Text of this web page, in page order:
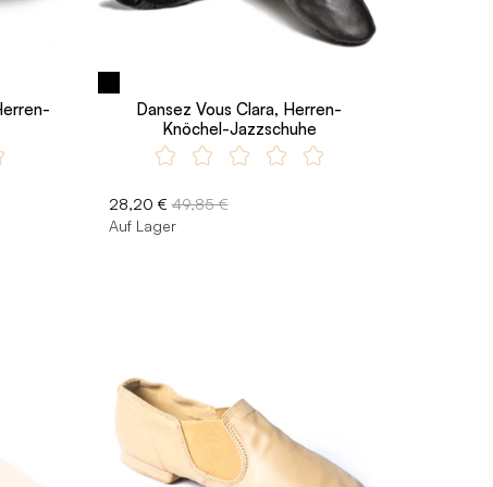
Dansez Vous Clara, Herren-
Knöchel-Jazzschuhe
28,20 € 49,85 €
Auf Lager